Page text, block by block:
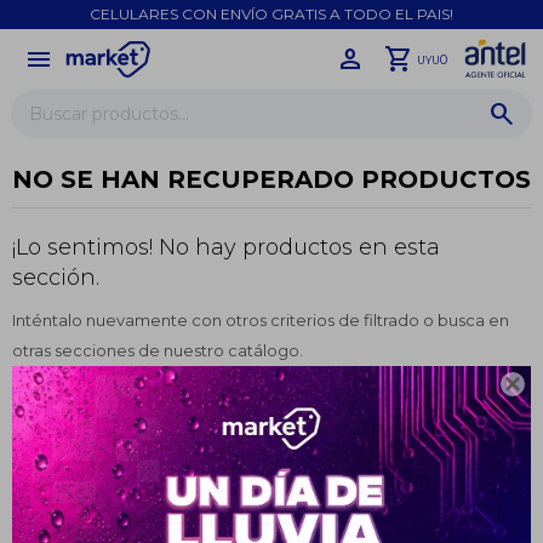

CELULARES CON ENVÍO GRATIS A TODO EL PAIS!
menu UYU0
NO SE HAN RECUPERADO PRODUCTOS
¡Lo sentimos! No hay productos en esta
sección.
Inténtalo nuevamente con otros criterios de filtrado o busca en
otras secciones de nuestro catálogo.
Filtrando por: Asus
¡Sumate a la forma más ágil de
comprar!
Comprá en 3 cuotas sin recargo o hasta en
12 cuotas * ¡Solo con tu cédula!
close